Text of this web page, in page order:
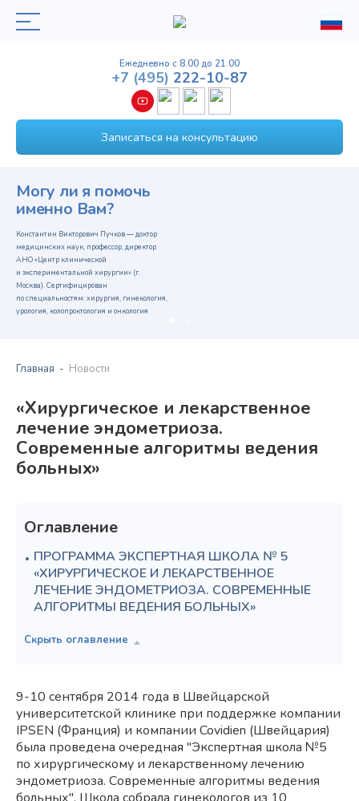
Ежедневно с 8.00 до 21.00
Записаться на консультацию
+7 (495) 222-10-87
Могу ли я помочь
именно Вам?
Константин Викторович Пучков — доктор
медицинских наук, профессор, директор
АНО «Центр клинической
и экспериментальной хирургии» (г.
Москва). Сертифицирован
по специальностям: хирургия, гинекология,
урология, колопроктология и онкология
Главная Новости
«Хирургическое и лекарственное
лечение эндометриоза.
Современные алгоритмы ведения
больных»
Оглавление
ПРОГРАММА ЭКСПЕРТНАЯ ШКОЛА № 5
«ХИРУРГИЧЕСКОЕ И ЛЕКАРСТВЕННОЕ
ЛЕЧЕНИЕ ЭНДОМЕТРИОЗА. СОВРЕМЕННЫЕ
АЛГОРИТМЫ ВЕДЕНИЯ БОЛЬНЫХ»
9-10 сентября 2014 года в Швейцарской
университетской клинике при поддержке компании
IPSEN (Франция) и компании Covidien (Швейцария)
была проведена очередная "Экспертная школа №5
по хирургическому и лекарственному лечению
эндометриоза. Современные алгоритмы ведения